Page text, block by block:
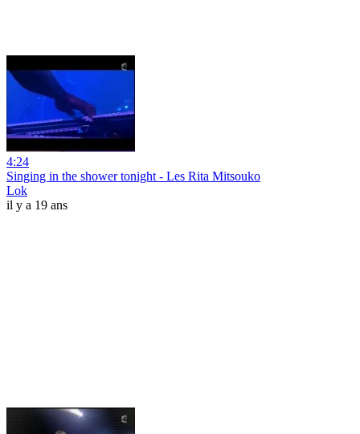
4:24
Singing in the shower tonight - Les Rita Mitsouko
Lok
il y a 19 ans